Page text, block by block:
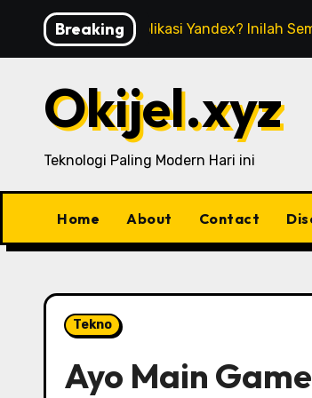
content
Breaking
Apa Itu Aplikasi Yandex? Inilah
Okijel.xyz
Teknologi Paling Modern Hari ini
Home About Contact
Tekno
Ayo Main